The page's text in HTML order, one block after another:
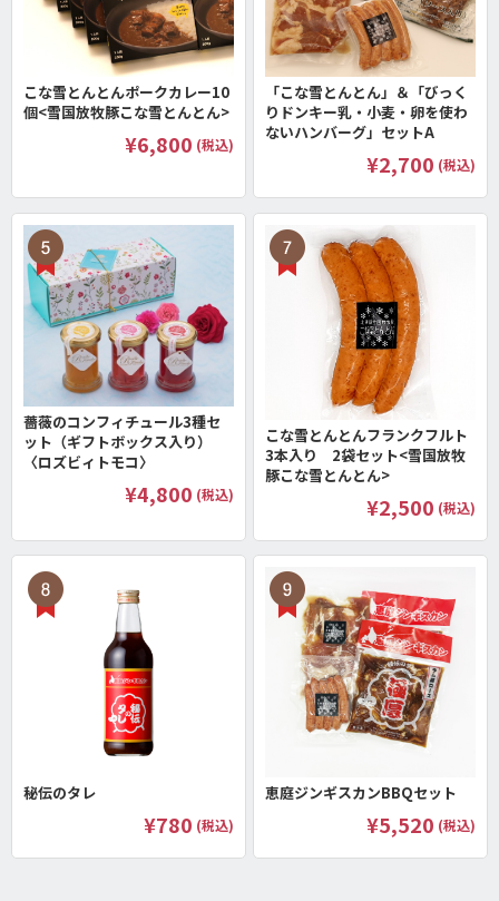
こな雪とんとんポークカレー10
個<雪国放牧豚こな雪とんとん>
¥6,800 (税込)
「こな雪とんとん」＆「びっく
りドンキー乳・小麦・卵を使わ
ないハンバーグ」セットA
¥2,700 (税込)
薔薇のコンフィチュール3種セ
ット（ギフトボックス入り）
〈ロズビィトモコ〉
¥4,800 (税込)
こな雪とんとんフランクフルト
3本入り 2袋セット<雪国放牧
豚こな雪とんとん>
¥2,500 (税込)
秘伝のタレ
¥780 (税込)
恵庭ジンギスカンBBQセット
¥5,520 (税込)